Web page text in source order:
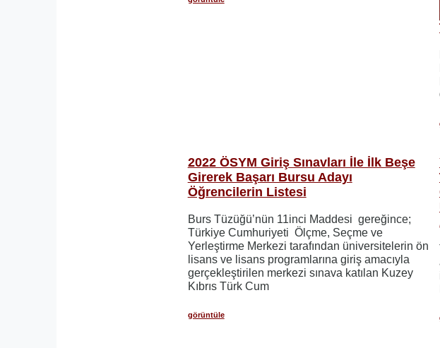
2022 ÖSYM Giriş Sınavları İle İlk Beşe
Girerek Başarı Bursu Adayı
Öğrencilerin Listesi
Burs Tüzüğü’nün 11inci Maddesi gereğince;
Türkiye Cumhuriyeti Ölçme, Seçme ve
Yerleştirme Merkezi tarafından üniversitelerin ön
lisans ve lisans programlarına giriş amacıyla
gerçekleştirilen merkezi sınava katılan Kuzey
Kıbrıs Türk Cum
görüntüle